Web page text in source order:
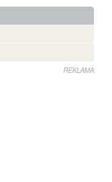
REKLAMA